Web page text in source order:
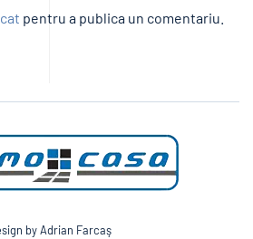
pentru a publica un comentariu.
by Adrian Farcaş